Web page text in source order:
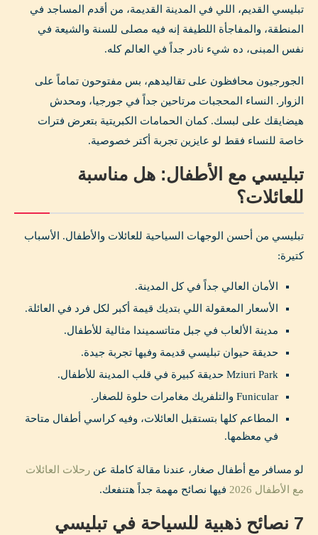
تبليسي القديم، اللي في المدينة القديمة، من أقدم المساجد في
المنطقة، والمفاجأة اللطيفة إنه فيه مصلى للسنة والشيعة في
نفس المبنى، ده شيء نادر جداً في العالم كله.
الجورجيون محافظون على تقاليدهم، بس مفتوحون تماماً على
الزوار. النساء المحجبات مرتاحين جداً في جورجيا، ومحدش
هيضايقك على لبسك. كمان الحمامات الكبريتية بتعرض فترات
خاصة للنساء فقط لو عايزين تجربة أكتر خصوصية.
تبليسي مع الأطفال: هل مناسبة
للعائلات؟
تبليسي من أحسن الوجهات السياحية للعائلات والأطفال. الأسباب
كتيرة:
الأمان العالي جداً في كل المدينة.
الأسعار المعقولة اللي بتديك قيمة أكبر لكل فرد في العائلة.
مدينة الألعاب في جبل متاتسميندا مثالية للأطفال.
حديقة حيوان تبليسي قديمة وفيها تجربة جيدة.
Mziuri Park حديقة كبيرة في قلب المدينة للأطفال.
Funicular والتلفريك مغامرات حلوة للصغار.
المطاعم كلها بتستقبل العائلات، وفيه كراسي أطفال متاحة
في معظمها.
لو مسافر مع أطفال صغار، عندنا مقالة كاملة عن رحلات العائلات
مع الأطفال 2026
فيها نصائح مهمة جداً هتنفعك.
7 نصائح ذهبية للسياحة في تبليسي